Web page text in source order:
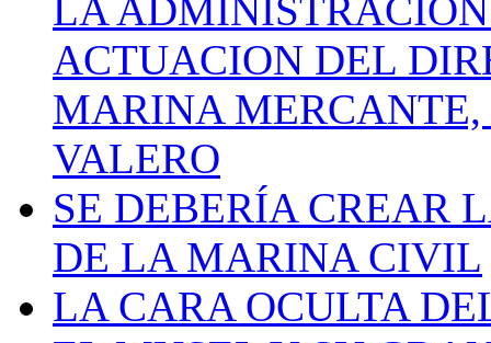
LA
ACTUACION DEL
MARINA
VALERO
SE DEBERÍA CREAR
DE LA MARINA CIVIL
LA CARA OCULTA